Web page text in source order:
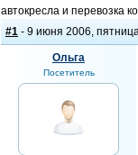
автокресла и перевозка
#1 - 9 июня 2006,
Ольга
Посетитель